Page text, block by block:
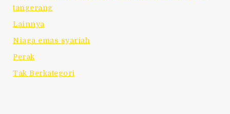
tangerang
Lainnya
Niaga emas syariah
Perak
Tak Berkategori